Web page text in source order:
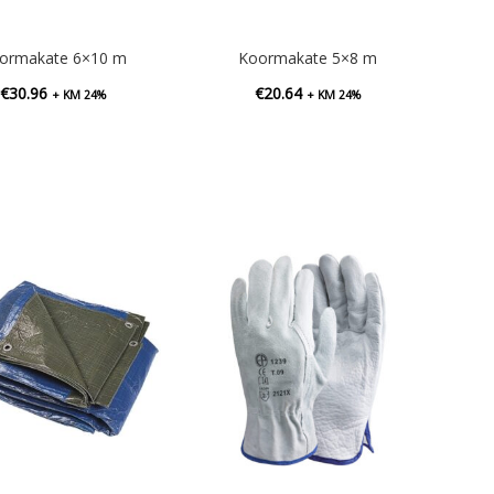
6×10 m
€30.96 + KM 24%
Koormakate 5×8 m
€20.64 + KM 24%